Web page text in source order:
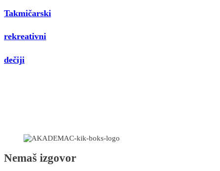
Takmičarski
rekreativni
dečiji
Nemaš izgovor